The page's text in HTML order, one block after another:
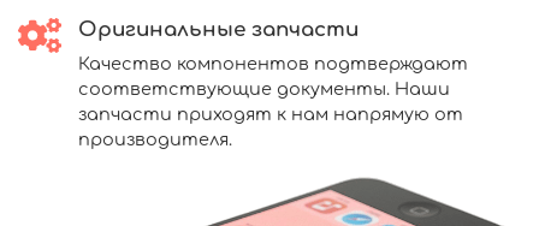
Оригинальные запчасти
Качество компонентов подтверждают
соответствующие документы. Наши
запчасти приходят к нам напрямую от
производителя.